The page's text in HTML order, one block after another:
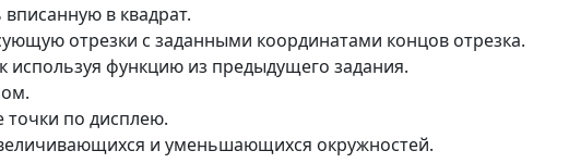
в квадрат.
отрезки с заданными координатами концов отрезка.
используя функцию из предыдущего задания.
точки по дисплею.
и уменьшающихся окружностей.